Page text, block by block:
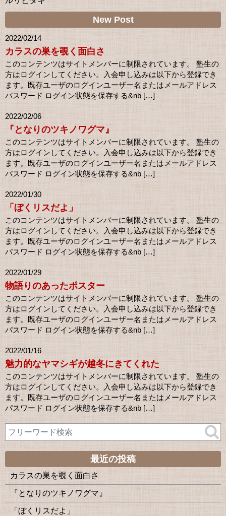
New Post
2022/02/14
カラスの巣を覗く面白さ
このコンテンツはサイトメンバーに制限されています。 塾生の
方はログインしてください。入会申し込みは以下から登録でき
ます。既存ユーザのログインユーザー名またはメールアドレス
パスワード ログイン状態を保存する&nb […]
2022/02/06
『となりのツキノワグマ』
このコンテンツはサイトメンバーに制限されています。 塾生の
方はログインしてください。入会申し込みは以下から登録でき
ます。既存ユーザのログインユーザー名またはメールアドレス
パスワード ログイン状態を保存する&nb […]
2022/01/30
「ぼくリスだよ」
このコンテンツはサイトメンバーに制限されています。 塾生の
方はログインしてください。入会申し込みは以下から登録でき
ます。既存ユーザのログインユーザー名またはメールアドレス
パスワード ログイン状態を保存する&nb […]
2022/01/29
物語りのあったポスター
このコンテンツはサイトメンバーに制限されています。 塾生の
方はログインしてください。入会申し込みは以下から登録でき
ます。既存ユーザのログインユーザー名またはメールアドレス
パスワード ログイン状態を保存する&nb […]
2022/01/16
魅力的なヤマシギが越冬にきてくれた
このコンテンツはサイトメンバーに制限されています。 塾生の
方はログインしてください。入会申し込みは以下から登録でき
ます。既存ユーザのログインユーザー名またはメールアドレス
パスワード ログイン状態を保存する&nb […]
最近の投稿
カラスの巣を覗く面白さ
『となりのツキノワグマ』
「ぼくリスだよ」